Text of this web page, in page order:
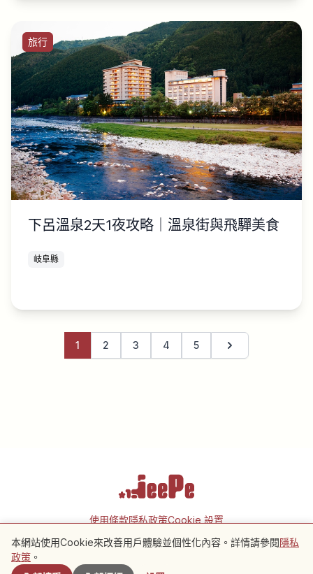
旅行
下呂溫泉2天1夜攻略｜溫泉街與飛驒美食
岐阜縣
1 2 3 4 5 下一頁
使用條款隱私政策Cookie 設置
本網站使用Cookie來改善用戶體驗並個性化內容。詳情請參閱隱私
政策 。